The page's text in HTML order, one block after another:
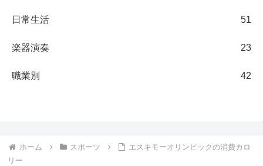
日常生活 51
楽器演奏 23
職業別 42
ホーム スポーツ
エスキモーオリンピックの消費カロ
リー